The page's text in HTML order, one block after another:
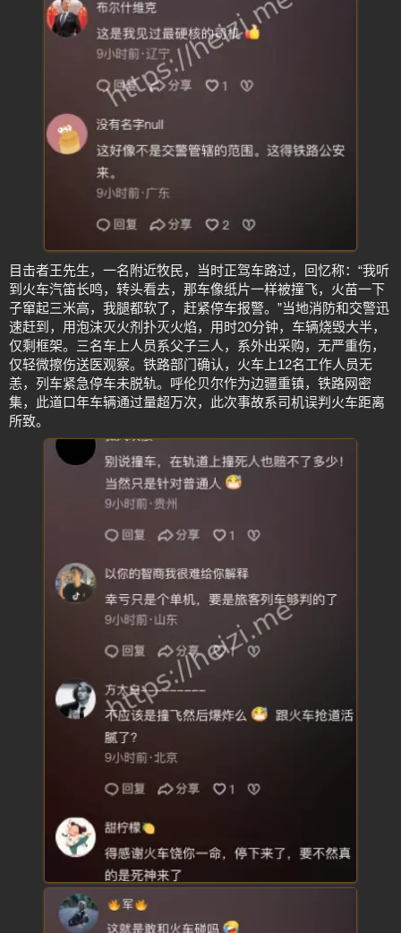
目击者王先生，一名附近牧民，当时正驾车路过，回忆称：“我听
到火车汽笛长鸣，转头看去，那车像纸片一样被撞飞，火苗一下
子窜起三米高，我腿都软了，赶紧停车报警。”当地消防和交警迅
速赶到，用泡沫灭火剂扑灭火焰，用时20分钟，车辆烧毁大半，
仅剩框架。三名车上人员系父子三人，系外出采购，无严重伤，
仅轻微擦伤送医观察。铁路部门确认，火车上12名工作人员无
恙，列车紧急停车未脱轨。呼伦贝尔作为边疆重镇，铁路网密
集，此道口年车辆通过量超万次，此次事故系司机误判火车距离
所致。